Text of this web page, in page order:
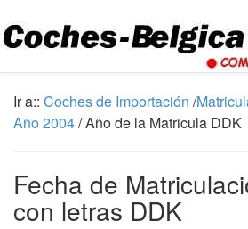
Ir a:: Coches de Importación /
Año 2004/ Año de la Matricula DDK
Fecha de
con letras DDK